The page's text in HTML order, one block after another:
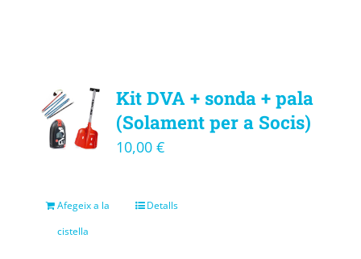
Kit DVA + sonda + pala
(Solament per a Socis)
10,00 €
Afegeix a la
cistella
Detalls